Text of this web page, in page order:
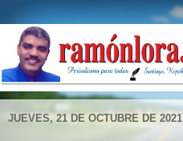
JUEVES, 21 DE OCTUBRE DE 2021